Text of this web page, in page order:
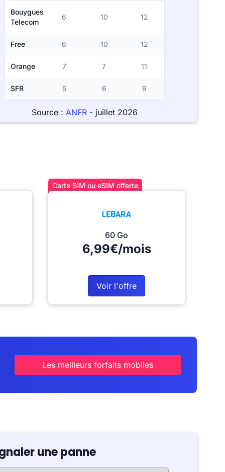
Bouygues
Telecom
6 10 12
Free 6 10 12
Orange 7 7 11
SFR 5 6 9
Source : ANFR- juillet 2026
Carte SIM ou eSIM offerte
60 Go
6,99€/mois
Voir l'offre
Les meilleurs forfaits mobiles
une panne